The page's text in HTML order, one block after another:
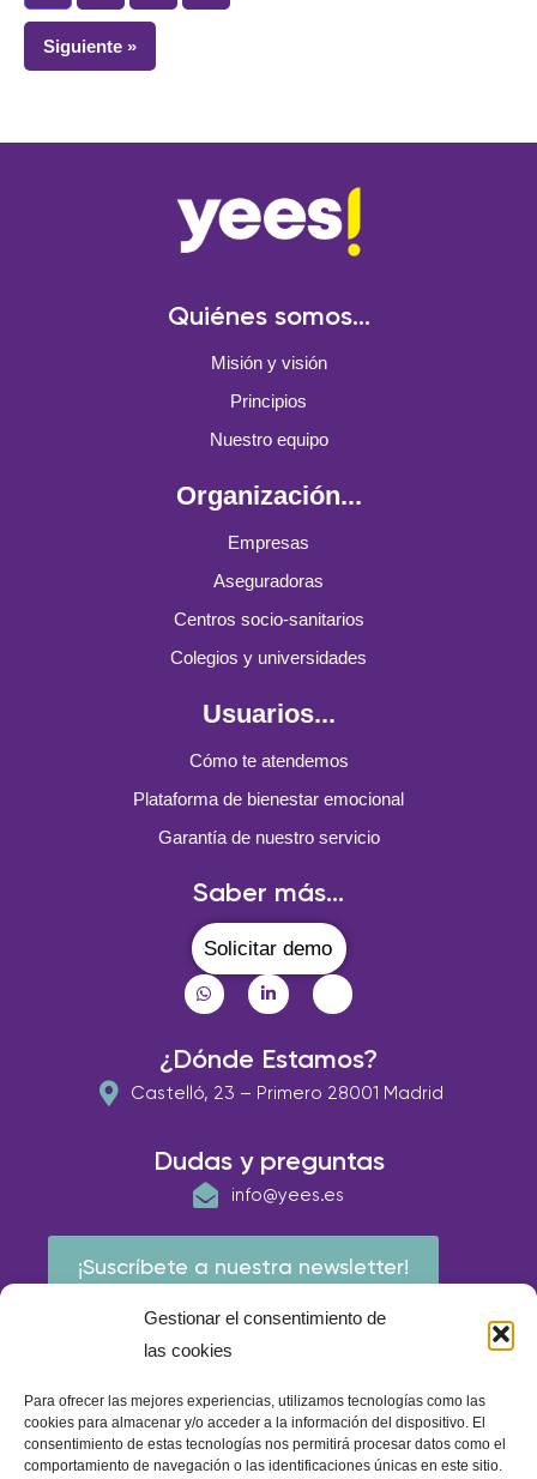
Gestionar el consentimiento de
las cookies
Para ofrecer las mejores experiencias, utilizamos tecnologías como las
cookies para almacenar y/o acceder a la información del dispositivo. El
consentimiento de estas tecnologías nos permitirá procesar datos como el
comportamiento de navegación o las identificaciones únicas en este sitio.
Siguiente »
Quiénes somos...
Misión y visión
Principios
Nuestro equipo
Organización...
Empresas
Aseguradoras
Centros socio-sanitarios
Colegios y universidades
Usuarios...
Cómo te atendemos
Plataforma de bienestar emocional
Garantía de nuestro servicio
Saber más...
Solicitar demo
¿Dónde Estamos?
Castelló, 23 – Primero 28001 Madrid
Dudas y preguntas
info@yees.es
¡Suscríbete a nuestra newsletter!